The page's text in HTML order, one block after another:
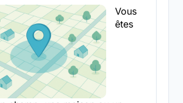
Vous
êtes